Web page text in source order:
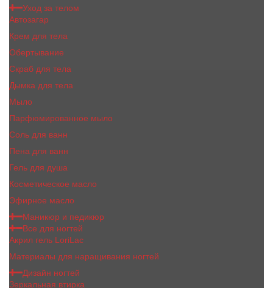
Уход за телом
Автозагар
Крем для тела
Обертывание
Скраб для тела
Дымка для тела
Мыло
Парфюмированное мыло
Соль для ванн
Пена для ванн
Гель для душа
Косметическое масло
Эфирное масло
Маникюр и педикюр
Все для ногтей
Акрил гель LoriLac
Материалы для наращивания ногтей
Дизайн ногтей
Зеркальная втирка